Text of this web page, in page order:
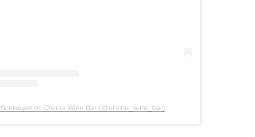
от Olivine Wine Bar (@olivine_wine_bar)